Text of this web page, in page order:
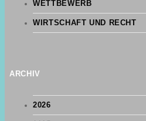
WETTBEWERB
WIRTSCHAFT UND RECHT
ARCHIV
2026